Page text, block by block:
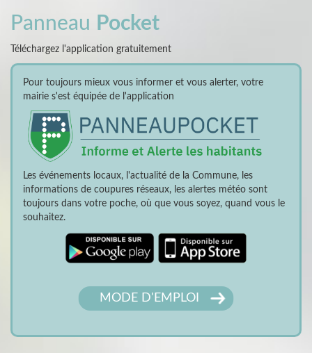
Panneau Pocket
Téléchargez l'application gratuitement
Pour toujours mieux vous informer et vous alerter, votre
mairie s'est équipée de l'application
Les événements locaux, l'actualité de la Commune, les
informations de coupures réseaux, les alertes météo sont
toujours dans votre poche, où que vous soyez, quand vous le
souhaitez.
MODE D'EMPLOI